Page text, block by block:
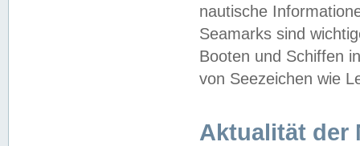
nautische
Seamarks sind
Booten und Schiffen
von Seezeichen wie
Aktualität der